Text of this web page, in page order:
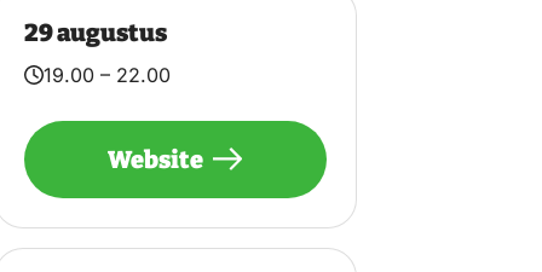
29 augustus
19.00 – 22.00
Website